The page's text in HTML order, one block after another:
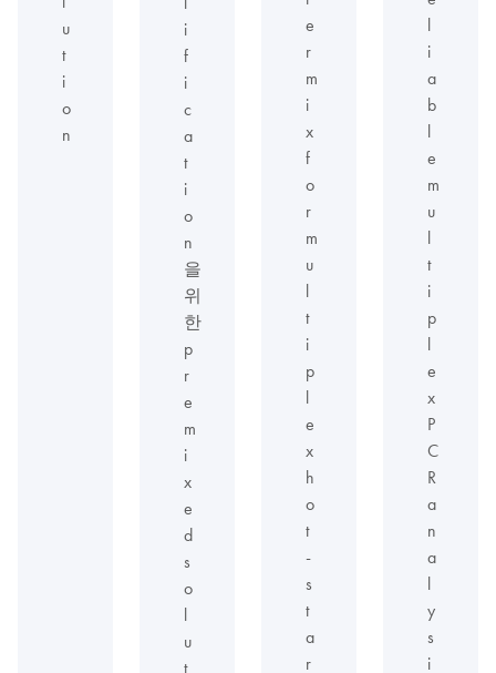
u
t
i
o
n
i
f
i
c
a
t
i
o
n
을
위
한
p
r
e
m
i
x
e
d
s
o
l
u
t
e
r
m
i
x
f
o
r
m
u
l
t
i
p
l
e
x
h
o
t
-
s
t
a
r
l
i
a
b
l
e
m
u
l
t
i
p
l
e
x
P
C
R
a
n
a
l
y
s
i